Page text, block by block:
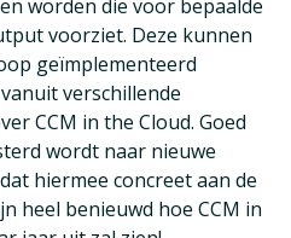
worden die voor bepaalde
voorziet. Deze kunnen
geïmplementeerd
verschillende
CCM in the Cloud. Goed
wordt naar nieuwe
hiermee concreet aan de
heel benieuwd hoe CCM in